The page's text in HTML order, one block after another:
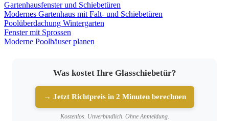
Gartenhausfenster und Schiebetüren
Modernes Gartenhaus mit Falt- und Schiebetüren
Poolüberdachung Wintergarten
Fenster mit Sprossen
Moderne Poolhäuser planen
Was kostet Ihre Glasschiebetür?
→ Jetzt Richtpreis in 2 Minuten berechnen
Kostenlos. Unverbindlich. Ohne Anmeldung.